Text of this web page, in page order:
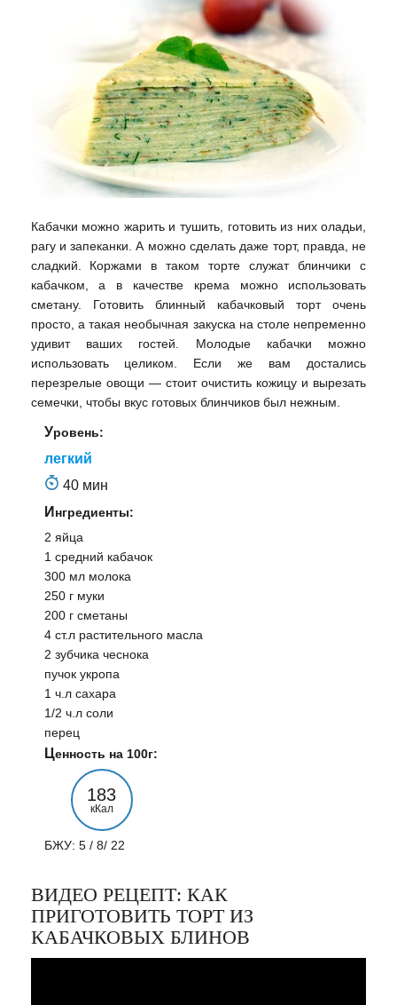
Кабачки можно жарить и тушить, готовить из них оладьи,
рагу и запеканки. А можно сделать даже торт, правда, не
сладкий. Коржами в таком торте служат блинчики с
кабачком, а в качестве крема можно использовать
сметану. Готовить блинный кабачковый торт очень
просто, а такая необычная закуска на столе непременно
удивит ваших гостей. Молодые кабачки можно
использовать целиком. Если же вам достались
перезрелые овощи — стоит очистить кожицу и вырезать
семечки, чтобы вкус готовых блинчиков был нежным.
Уровень:
легкий
40 мин
Ингредиенты:
2 яйца
1 средний кабачок
300 мл молока
250 г муки
200 г сметаны
4 ст.л растительного масла
2 зубчика чеснока
пучок укропа
1 ч.л сахара
1/2 ч.л соли
перец
Ценность на 100г:
183
кКал
БЖУ: 5 / 8/ 22
ВИДЕО РЕЦЕПТ: КАК
ПРИГОТОВИТЬ ТОРТ ИЗ
КАБАЧКОВЫХ БЛИНОВ